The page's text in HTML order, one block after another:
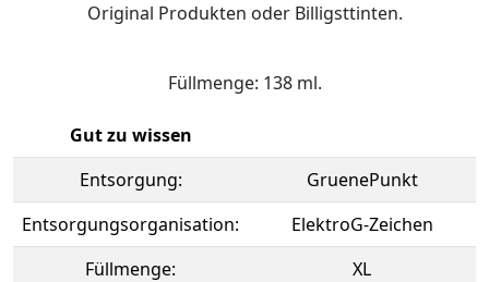
Original Produkten oder Billigsttinten.
Füllmenge: 138 ml.
Gut zu wissen
Entsorgung:
GruenePunkt
Entsorgungsorganisation:
ElektroG-Zeichen
Füllmenge:
XL